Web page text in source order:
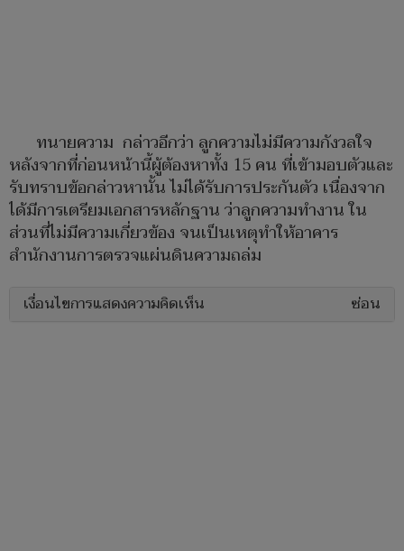
ทนายความ กล่าวอีกว่า ลูกความไม่มีความกังวลใจ
หลังจากที่ก่อนหน้านี้ผู้ต้องหาทั้ง 15 คน ที่เข้ามอบตัวและ
รับทราบข้อกล่าวหานั้น ไม่ได้รับการประกันตัว เนื่องจาก
ได้มีการเตรียมเอกสารหลักฐาน ว่าลูกความทำงาน ใน
ส่วนที่ไม่มีความเกี่ยวข้อง จนเป็นเหตุทำให้อาคาร
สำนักงานการตรวจแผ่นดินความถล่ม
เงื่อนไขการแสดงความคิดเห็น ซ่อน